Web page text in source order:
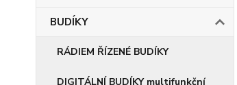
BUDÍKY
RÁDIEM ŘÍZENÉ BUDÍKY
DIGITÁLNÍ BUDÍKY multifunkční